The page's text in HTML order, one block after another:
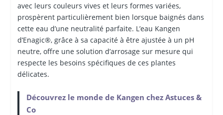
avec leurs couleurs vives et leurs formes variées,
prospèrent particulièrement bien lorsque baignés dans
cette eau d’une neutralité parfaite. L’eau Kangen
d’Enagic®, grâce à sa capacité à être ajustée à un pH
neutre, offre une solution d’arrosage sur mesure qui
respecte les besoins spécifiques de ces plantes
délicates.
Découvrez le monde de Kangen chez Astuces &
Co